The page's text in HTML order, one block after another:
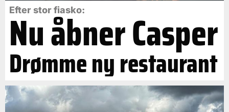
Efter stor fiasko:
Nu åbner Casper
Drømme ny restaurant